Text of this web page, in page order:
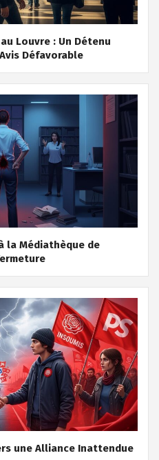
Louvre : Un Détenu
Défavorable
la Médiathèque de
une Alliance Inattendue